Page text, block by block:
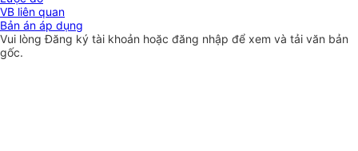
VB liên quan
Bản án áp dụng
Vui lòngĐăng ký tài khoản hoặc đăng nhập để xem và tải văn bản
gốc.